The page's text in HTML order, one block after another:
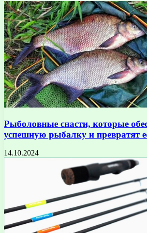
Рыболовные снасти, которые
успешную рыбалку и превратят
14.10.2024